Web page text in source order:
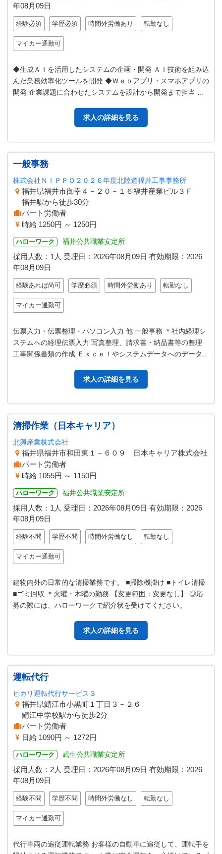
年08月09日
経験必須 学歴必須 時間外労働あり 転勤なし
マイカー通勤可
◆生成ＡＩを活用したシステムの企画・開発 ＡＩ技術を組み込
んだ業務効率化ツールを開発 ◆Ｗｅｂアプリ・スマホアプリの
開発 企業課題に合わせたシステムを設計から開発まで担当 ◆
求人の詳細を見る
一般事務
株式会社ＮＩＰＰＯ２０２６年度北陸道福井工事事務所
福井県福井市御幸４－２０－１６福井産業ビル３Ｆ
福井駅から徒歩30分
パート労働者
時給 1250円 ～ 1250円
ハローワーク 福井公共職業安定所
採用人数：1人 受理日： 2026年08月09日 有効期限： 2026
年08月09日
経験あれば尚可 学歴必須 時間外労働あり 転勤なし
マイカー通勤可
伝票入力・伝票整理・パソコン入力 他 一般事務 ＊社内経理シ
ステムへの経理伝票入力 写真整理、請求書・納品書等の整理
工事関係書類の作成 Ｅｘｃｅｌやシステムデータへのデータ入
求人の詳細を見る
清掃作業（日本キャリア）
北興産業株式会社
福井県福井市和田東１－６０９ 日本キャリア株式会社
パート労働者
時給 1055円 ～ 1150円
ハローワーク 福井公共職業安定所
採用人数：1人 受理日： 2026年08月09日 有効期限： 2026
年08月09日
経験不問 学歴不問 時間外労働なし 転勤なし
マイカー通勤可
建物内外の日常的な清掃業務です。 ■掃除機掛け ■トイレ清掃
■ゴミ回収 ＊火曜・木曜の勤務 【変更範囲：変更なし】 ◎応
募の際には、ハローワークで紹介状を受けてください。
求人の詳細を見る
運転代行
ヒカリ運転代行サービス３
福井県鯖江市小黒町１丁目３－２６
鯖江中学校駅から徒歩2分
パート労働者
日給 1090円 ～ 1272円
ハローワーク 武生公共職業安定所
採用人数：2人 受理日： 2026年08月09日 有効期限： 2026
年08月09日
経験不問 学歴不問 時間外労働なし 転勤なし
マイカー通勤可
代行車両の追従運転業務 お客様の自動車に追従して、運転手を